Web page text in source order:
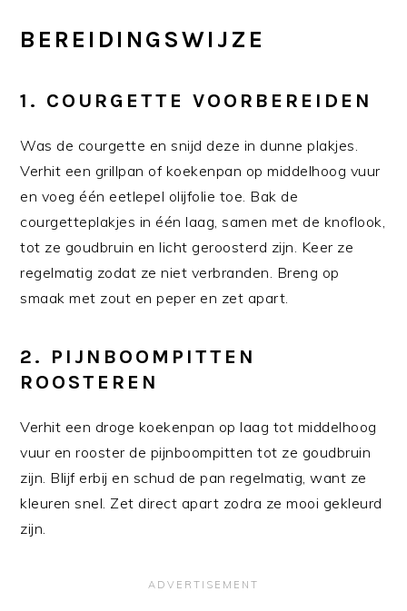
BEREIDINGSWIJZE
1. COURGETTE VOORBEREIDEN
Was de courgette en snijd deze in dunne plakjes.
Verhit een grillpan of koekenpan op middelhoog vuur
en voeg één eetlepel olijfolie toe. Bak de
courgetteplakjes in één laag, samen met de knoflook,
tot ze goudbruin en licht geroosterd zijn. Keer ze
regelmatig zodat ze niet verbranden. Breng op
smaak met zout en peper en zet apart.
2. PIJNBOOMPITTEN
ROOSTEREN
Verhit een droge koekenpan op laag tot middelhoog
vuur en rooster de pijnboompitten tot ze goudbruin
zijn. Blijf erbij en schud de pan regelmatig, want ze
kleuren snel. Zet direct apart zodra ze mooi gekleurd
zijn.